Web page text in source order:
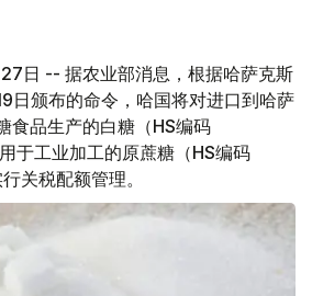
日 -- 据农业部消息，根据哈萨克斯
日颁布的命令，哈国将对进口到哈萨
食品生产的白糖（HS编码
于工业加工的原蔗糖（HS编码
关税配额管理。